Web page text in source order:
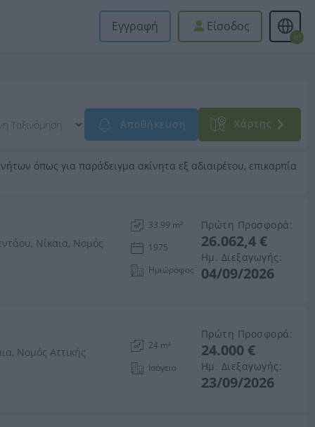
Εγγραφή Είσοδος
el
Αποθήκευση Xάρτης
όπως για παράδειγμα ακίνητα εξ αδιαιρέτου, επικαρπία
Νίκαια, Νομός
33.99 m²
1975
Ημιώροφος
Πρώτη Προσφορά:
26.062,4 €
Ημ. Διεξαγωγής:
04/09/2026
Νομός Αττικής
24 m²
Ισόγειο
Πρώτη Προσφορά:
24.000 €
Ημ. Διεξαγωγής:
23/09/2026